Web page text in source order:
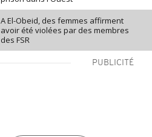
A El-Obeid, des femmes affirment
avoir été violées par des membres
des FSR
PUBLICITÉ